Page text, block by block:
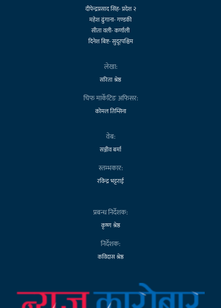
दीपेन्द्रप्रसाद सिंह- प्रदेश २
महेश ढुंगाना- गण्डकी
सीता वली- कर्णाली
दिनेश बिष्ट- सुदूरपश्चिम
लेखा:
सरिता श्रेष्ठ
चिफ मार्केटिङ अफिसर:
कोमल तिम्सिना
वेब:
सञ्जीव बर्मा
स्तम्भकार:
रविन्द्र भट्टराई
प्रबन्ध निर्देशक:
कृष्ण श्रेष्ठ
निर्देशक:
कविदास श्रेष्ठ